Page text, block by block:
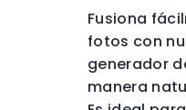
Fusiona
fotos con
generador
manera